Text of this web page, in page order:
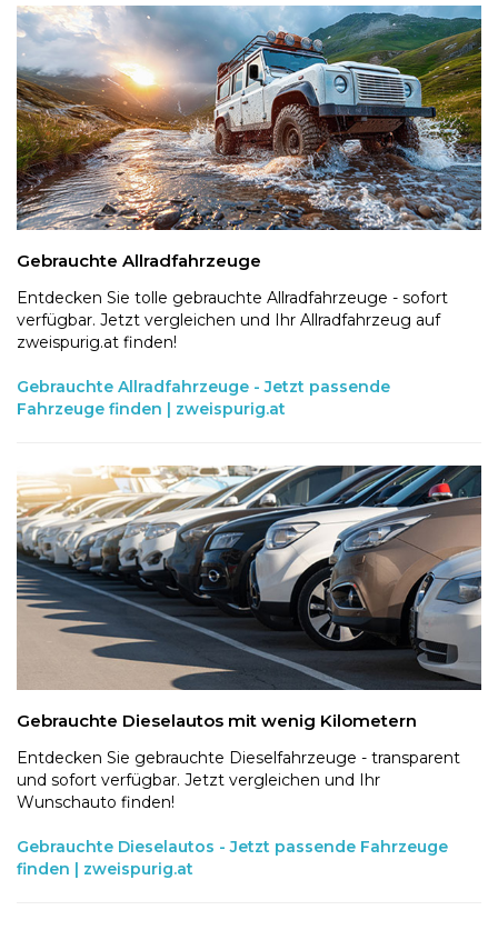
Gebrauchte Allradfahrzeuge
Entdecken Sie tolle gebrauchte Allradfahrzeuge - sofort
verfügbar. Jetzt vergleichen und Ihr Allradfahrzeug auf
zweispurig.at finden!
Gebrauchte Allradfahrzeuge - Jetzt passende
Fahrzeuge finden | zweispurig.at
Gebrauchte Dieselautos mit wenig Kilometern
Entdecken Sie gebrauchte Dieselfahrzeuge - transparent
und sofort verfügbar. Jetzt vergleichen und Ihr
Wunschauto finden!
Gebrauchte Dieselautos - Jetzt passende Fahrzeuge
finden | zweispurig.at